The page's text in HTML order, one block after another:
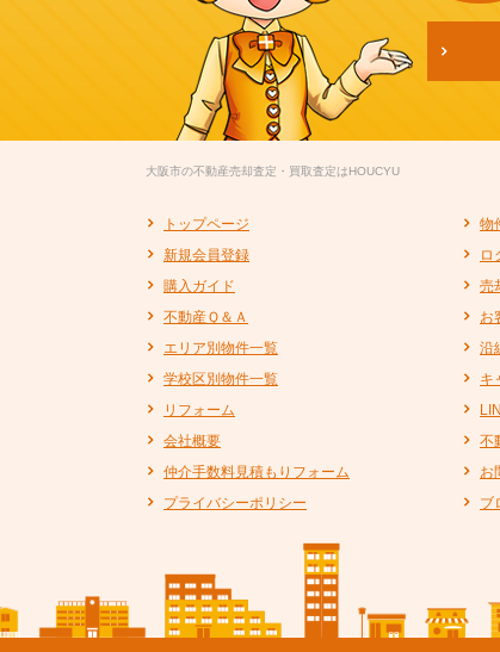
大阪市の不動産売却査定・買取査定はHOUCYU
トップページ
物
新規会員登録
ロ
購入ガイド
売
不動産Ｑ＆Ａ
お
エリア別物件一覧
沿
学校区別物件一覧
キ
リフォーム
会社概要
不
仲介手数料見積もりフォーム
お
プライバシーポリシー
ブ